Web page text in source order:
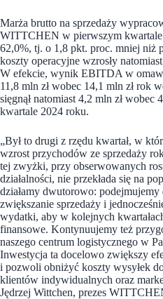
Marża brutto na sprzedaży
WITTCHEN w pierwszym kwartale
62,0%, tj. o 1,8 pkt. proc. mniej niż
koszty operacyjne wzrosły
W efekcie, wynik EBITDA w
11,8 mln zł wobec 14,1 mln zł rok
sięgnął natomiast 4,2 mln zł wobec
kwartale 2024 roku.
„Był to drugi z rzędu kwartał, w
wzrost przychodów ze sprzedaży
tej zwyżki, przy obserwowanych
działalności, nie przekłada się na
działamy dwutorowo: podejmujemy
zwiększanie sprzedaży i
wydatki, aby w kolejnych
finansowe. Kontynuujemy też
naszego centrum logistycznego w
Inwestycja ta docelowo zwiększy
i pozwoli obniżyć koszty wysyłek
klientów indywidualnych oraz
Jędrzej Wittchen, prezes